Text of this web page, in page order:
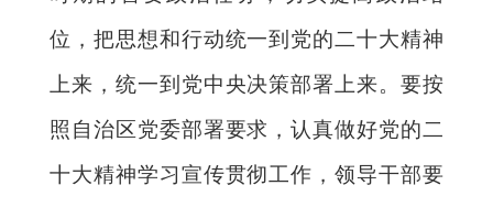
位，把思想和行动统一到党的二十大精神
上来，统一到党中央决策部署上来。要按
照自治区党委部署要求，认真做好党的二
十大精神学习宣传贯彻工作，领导干部要